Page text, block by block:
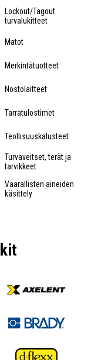
Lockout/Tagout
turvalukitteet
Matot
Merkintätuotteet
Nostolaitteet
Tarratulostimet
Teollisuuskalusteet
Turvaveitset, terät ja
tarvikkeet
Vaarallisten aineiden
käsittely